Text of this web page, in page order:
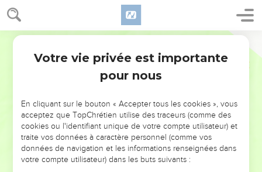
NE MANQUEZ PAS L’ÉVÉNEMENT
DE L’ANNÉE !
ET SI LEURS ERREURS POUVAIENT VOUS ÉVITER LES
VOTRES ?
Votre vie privée est importante
pour nous
En cliquant sur le bouton « Accepter tous les cookies », vous
acceptez que TopChrétien utilise des traceurs (comme des
cookies ou l'identifiant unique de votre compte utilisateur) et
traite vos données à caractère personnel (comme vos
données de navigation et les informations renseignées dans
votre compte utilisateur) dans les buts suivants :